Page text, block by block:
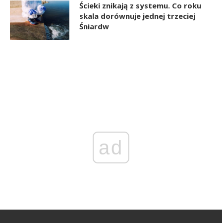
Ścieki znikają z systemu. Co roku
skala dorównuje jednej trzeciej
Śniardw
ad